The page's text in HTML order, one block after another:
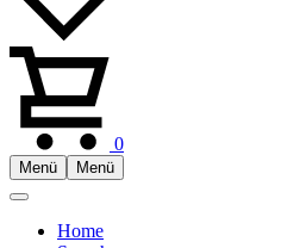
0
Menü Menü
Home